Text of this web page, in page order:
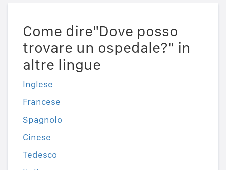
Come dire"Dove posso
trovare un ospedale?" in
altre lingue
Inglese
Francese
Spagnolo
Cinese
Tedesco